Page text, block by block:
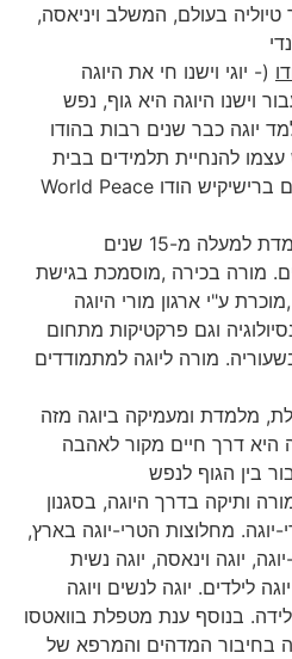
בעולם, המשלב ויניאסה,
יוגי וישנו חי את היוגה
עבור וישנו היוגה היא גוף, נפש
יוגה כבר שנים רבות בהודו
להנחיית תלמידים בבית
הספר ליוגה אשר הקים ברישיקיש הודו World Peace
– מלמדת למעלה מ-15 שנים
מורה בכירה ,מוסמכת בגישת
ע"י ארגון מורי היוגה
וגם פרקטיקות מתחום
מורה ליוגה למתמודדים
ומעמיקה ביוגה מזה
דרך חיים מקור לאהבה
הגוף לנפש
ותיקה בדרך היוגה, בסגנון
מחלוצות הטרי-יוגה בארץ,
יוגה וינאסה, יוגה נשית
לילדים. יוגה לנשים ויוגה
בנוסף ענת מטפלת בוואטסו
המדהים והמרפא של